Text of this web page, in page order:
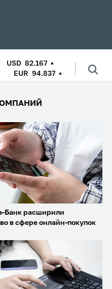
USD 82.167
EUR 94.837
Банк расширили
в сфере онлайн-покупок